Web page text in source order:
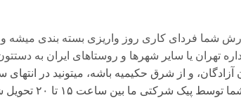
شما فردای کاری روز واریزی بسته بندی میشه
یا سایر شهرها و روستاهای ایران به
و از شرق حکیمیه باشه، میتونید در
ما بين ساعت ۱۵ تا ٢٠ تحويل شما مى شود.